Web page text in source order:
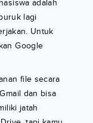
adalah
lagi
Untuk
Google
file secara
dan bisa
jatah